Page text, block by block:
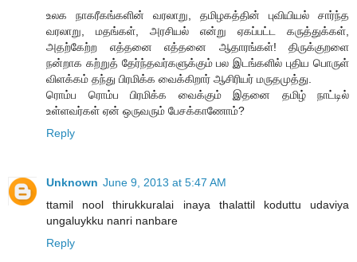
உலக நாகரீகங்களின் வரலாறு, தமிழகத்தின் புவியியல் சார்ந்த
வரலாறு, மதங்கள், அரசியல் என்று ஏகப்பட்ட கருத்துக்கள்,
அதற்கேற்ற எத்தனை எத்தனை ஆதாரங்கள்! திருக்குறளை
நன்றாக கற்றுத் தேர்ந்தவர்களுக்கும் பல இடங்களில் புதிய பொருள்
விளக்கம் தந்து பிரமிக்க வைக்கிறார் ஆசிரியர் மருதமுத்து.
ரொம்ப ரொம்ப பிரமிக்க வைக்கும் இதனை தமிழ் நாட்டில்
உள்ளவர்கள் ஏன் ஒருவரும் பேசக்காணோம்?
Reply
Unknown June 9, 2013 at 5:47 AM
ttamil nool thirukkuralai inaya thalattil koduttu udaviya
ungaluykku nanri nanbare
Reply